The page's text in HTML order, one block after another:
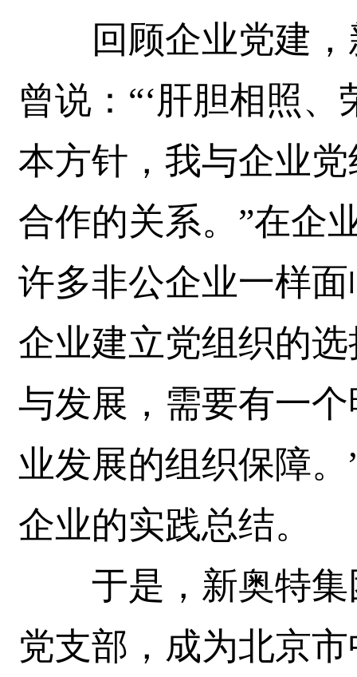
回顾企业党建，
曾说：“‘肝胆相照
本方针，我与企业
合作的关系。”在企
许多非公企业一样面
企业建立党组织的
与发展，需要有一
业发展的组织保障
企业的实践总结。
于是，新奥特集
党支部，成为北京